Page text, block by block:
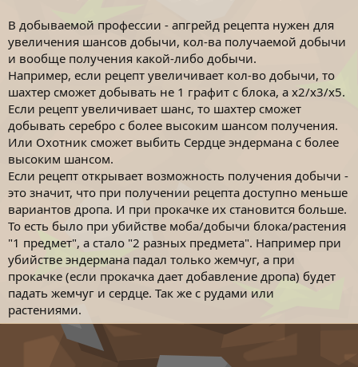
В добываемой профессии - апгрейд рецепта нужен для
увеличения шансов добычи, кол-ва получаемой добычи
и вообще получения какой-либо добычи.
Например, если рецепт увеличивает кол-во добычи, то
шахтер сможет добывать не 1 графит с блока, а x2/x3/x5.
Если рецепт увеличивает шанс, то шахтер сможет
добывать серебро с более высоким шансом получения.
Или Охотник сможет выбить Сердце эндермана с более
высоким шансом.
Если рецепт открывает возможность получения добычи -
это значит, что при получении рецепта доступно меньше
вариантов дропа. И при прокачке их становится больше.
То есть было при убийстве моба/добычи блока/растения
"1 предмет", а стало "2 разных предмета". Например при
убийстве эндермана падал только жемчуг, а при
прокачке (если прокачка дает добавление дропа) будет
падать жемчуг и сердце. Так же с рудами или
растениями.